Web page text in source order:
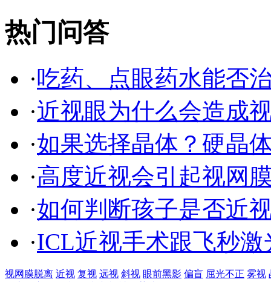
热门问答
·吃药、点眼药水能否
·近视眼为什么会造成
·如果选择晶体？硬晶
·高度近视会引起视网
·如何判断孩子是否近
·ICL近视手术跟飞秒
视网膜脱离 近视 复视 远视 斜视 眼前黑影 偏盲 屈光不正 雾视